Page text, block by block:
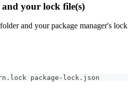
and your lock file(s)
folder and your package manager's lock
package-lock.json